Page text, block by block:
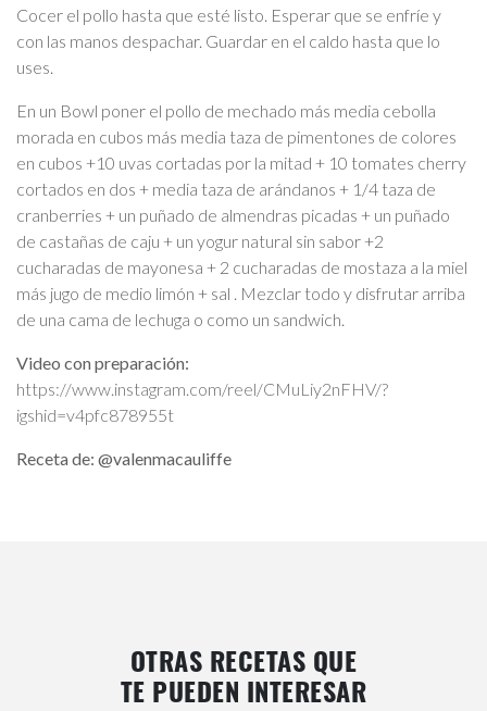
Cocer el pollo hasta que esté listo. Esperar que se enfríe y
con las manos despachar. Guardar en el caldo hasta que lo
uses.
En un Bowl poner el pollo de mechado más media cebolla
morada en cubos más media taza de pimentones de colores
en cubos +10 uvas cortadas por la mitad + 10 tomates cherry
cortados en dos + media taza de arándanos + 1/4 taza de
cranberries + un puñado de almendras picadas + un puñado
de castañas de caju + un yogur natural sin sabor +2
cucharadas de mayonesa + 2 cucharadas de mostaza a la miel
más jugo de medio limón + sal . Mezclar todo y disfrutar arriba
de una cama de lechuga o como un sandwich.
Video con preparación:
https://www.instagram.com/reel/CMuLiy2nFHV/?
igshid=v4pfc878955t
Receta de: @valenmacauliffe
OTRAS RECETAS QUE
TE PUEDEN INTERESAR